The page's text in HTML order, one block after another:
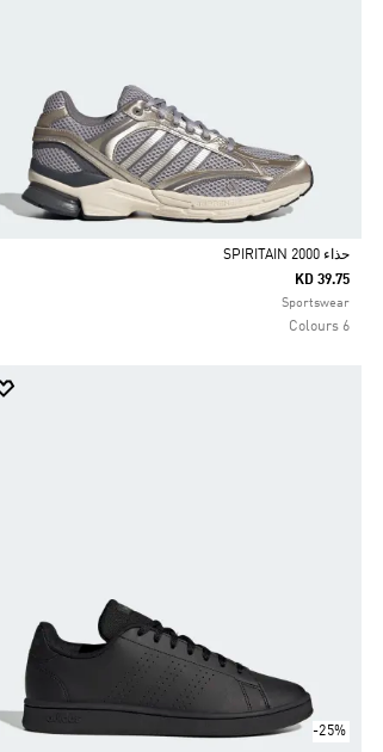
Selected
حذاء SPIRITAIN 2000
KD 39.75
Sportswear
6 Colours
-25%